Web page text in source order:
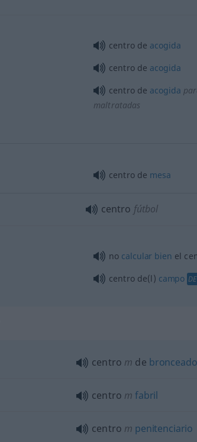
centro de acogida
centro de acogida
centro de acogida
maltratadas
centro de mesa
centro fútbol
no calcular bien el
centro de(l) campo
centro m de bronceado
centro m fabril
centro m penitenciario